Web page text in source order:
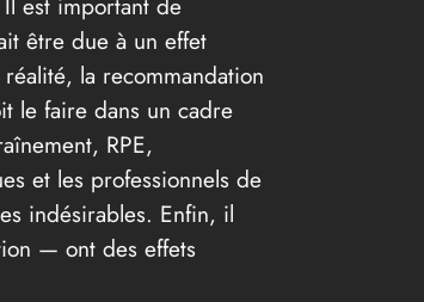
être due à un effet
la recommandation
le faire dans un cadre
RPE,
et les professionnels de
indésirables. Enfin, il
— ont des effets